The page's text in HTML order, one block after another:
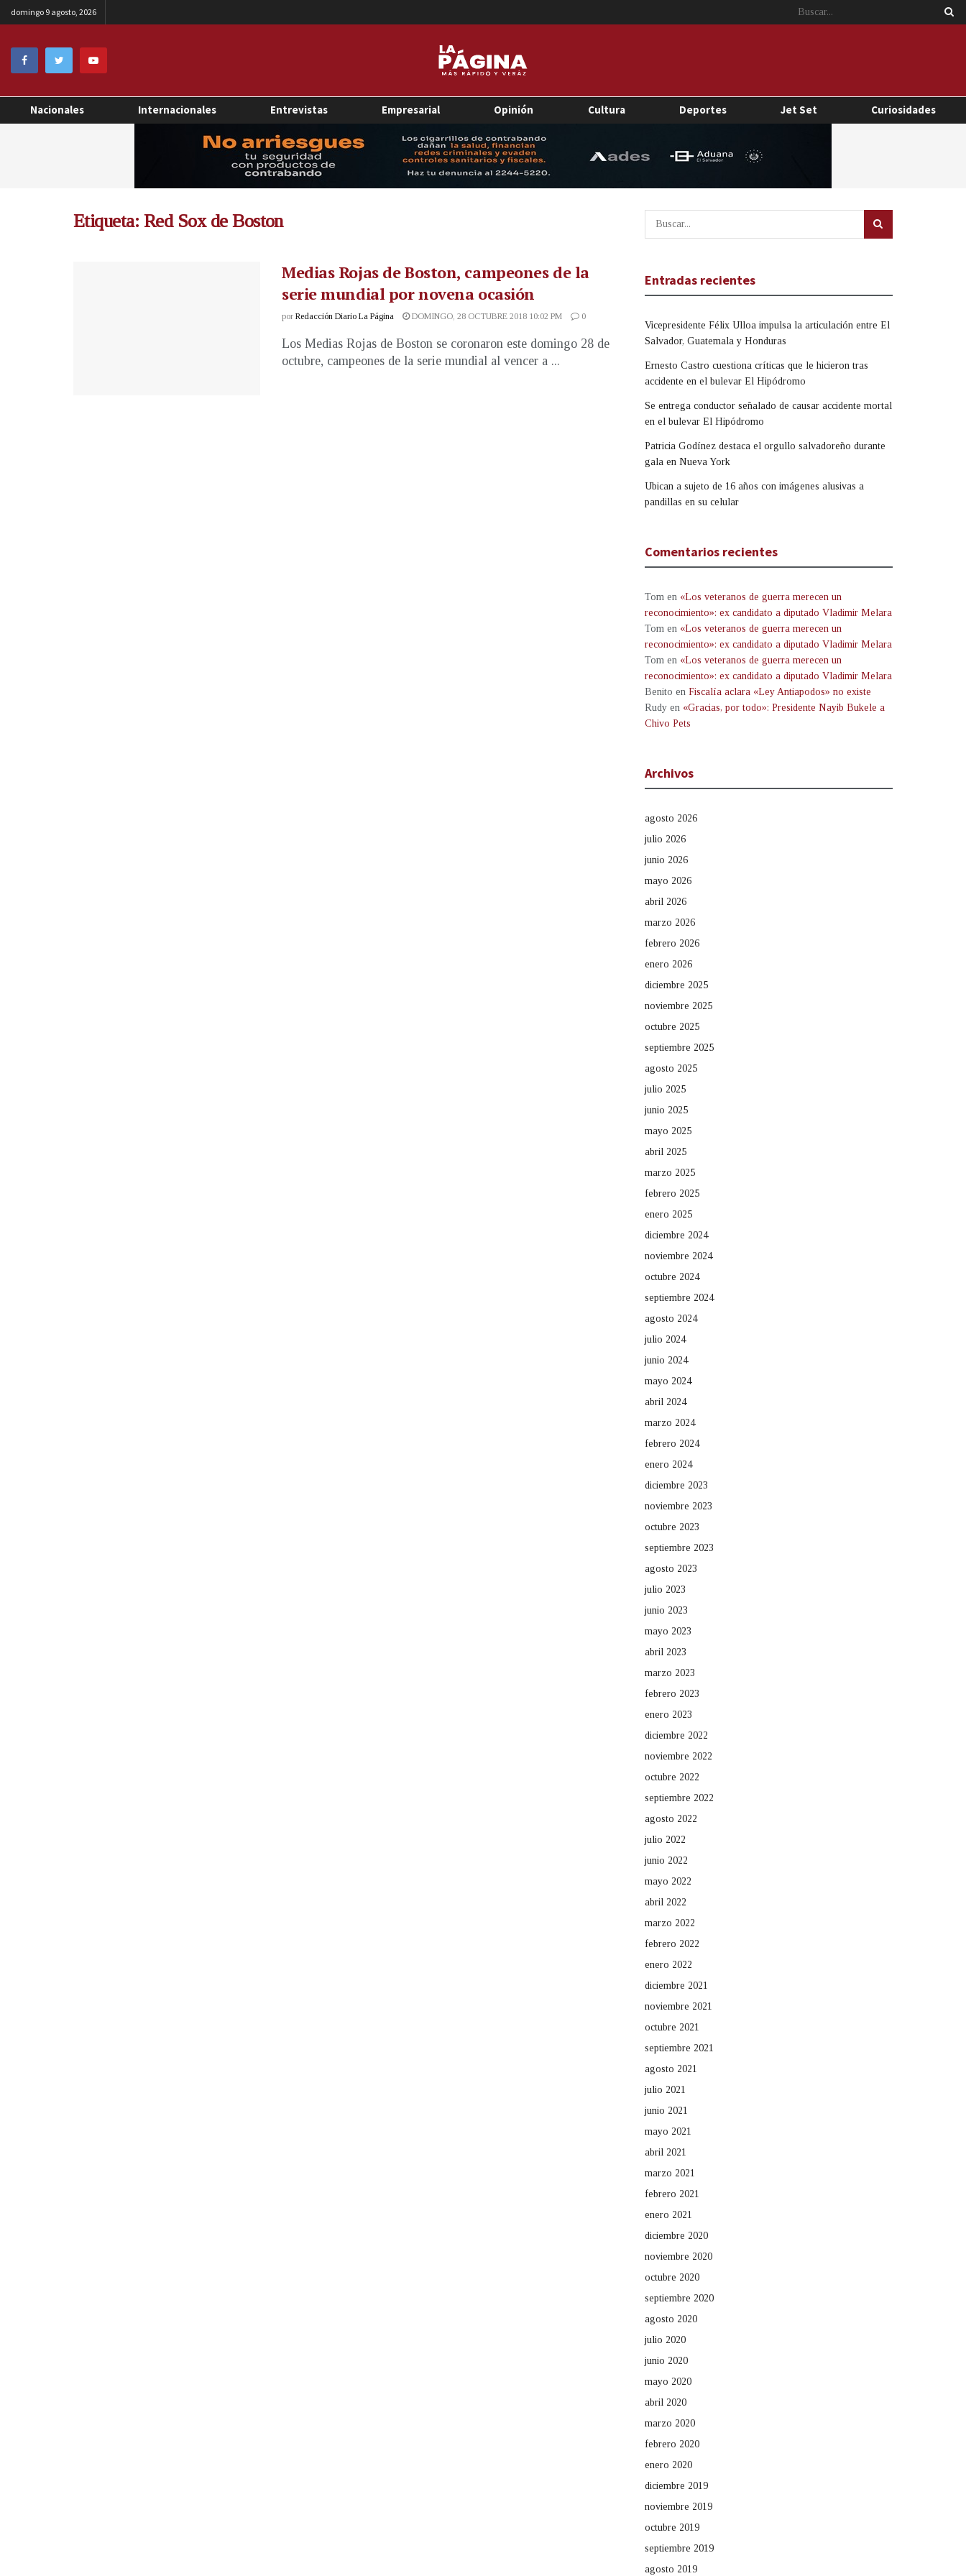
domingo 9 agosto, 2026
Nacionales Internacionales Entrevistas Empresarial Opinión Cultura Deportes Jet Set Curiosidades
Etiqueta: Red Sox de Boston
Medias Rojas de Boston, campeones de la
serie mundial por novena ocasión
por Redacción Diario La Página DOMINGO, 28 OCTUBRE 2018 10:02 PM 0
Los Medias Rojas de Boston se coronaron este domingo 28 de
octubre, campeones de la serie mundial al vencer a ...
Entradas recientes
Vicepresidente Félix Ulloa impulsa la articulación entre El
Salvador, Guatemala y Honduras
Ernesto Castro cuestiona críticas que le hicieron tras
accidente en el bulevar El Hipódromo
Se entrega conductor señalado de causar accidente mortal
en el bulevar El Hipódromo
Patricia Godínez destaca el orgullo salvadoreño durante
gala en Nueva York
Ubican a sujeto de 16 años con imágenes alusivas a
pandillas en su celular
Comentarios recientes
Tom en «Los veteranos de guerra merecen un
reconocimiento»: ex candidato a diputado Vladimir Melara
Tom en «Los veteranos de guerra merecen un
reconocimiento»: ex candidato a diputado Vladimir Melara
Tom en «Los veteranos de guerra merecen un
reconocimiento»: ex candidato a diputado Vladimir Melara
Benito en Fiscalía aclara «Ley Antiapodos» no existe
Rudy en «Gracias, por todo»: Presidente Nayib Bukele a
Chivo Pets
Archivos
agosto 2026
julio 2026
junio 2026
mayo 2026
abril 2026
marzo 2026
febrero 2026
enero 2026
diciembre 2025
noviembre 2025
octubre 2025
septiembre 2025
agosto 2025
julio 2025
junio 2025
mayo 2025
abril 2025
marzo 2025
febrero 2025
enero 2025
diciembre 2024
noviembre 2024
octubre 2024
septiembre 2024
agosto 2024
julio 2024
junio 2024
mayo 2024
abril 2024
marzo 2024
febrero 2024
enero 2024
diciembre 2023
noviembre 2023
octubre 2023
septiembre 2023
agosto 2023
julio 2023
junio 2023
mayo 2023
abril 2023
marzo 2023
febrero 2023
enero 2023
diciembre 2022
noviembre 2022
octubre 2022
septiembre 2022
agosto 2022
julio 2022
junio 2022
mayo 2022
abril 2022
marzo 2022
febrero 2022
enero 2022
diciembre 2021
noviembre 2021
octubre 2021
septiembre 2021
agosto 2021
julio 2021
junio 2021
mayo 2021
abril 2021
marzo 2021
febrero 2021
enero 2021
diciembre 2020
noviembre 2020
octubre 2020
septiembre 2020
agosto 2020
julio 2020
junio 2020
mayo 2020
abril 2020
marzo 2020
febrero 2020
enero 2020
diciembre 2019
noviembre 2019
octubre 2019
septiembre 2019
agosto 2019